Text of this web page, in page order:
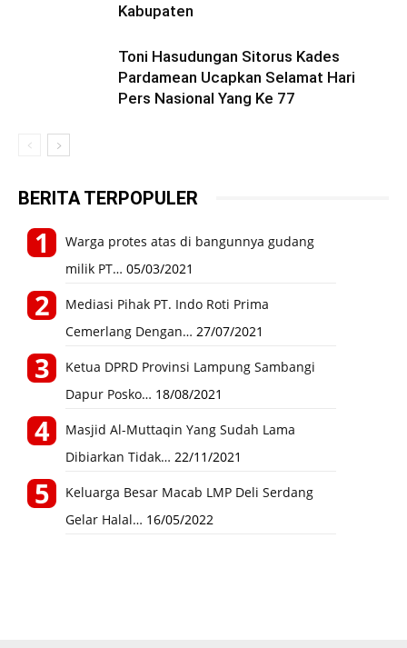
Kabupaten
Toni Hasudungan Sitorus Kades
Pardamean Ucapkan Selamat Hari
Pers Nasional Yang Ke 77
BERITA TERPOPULER
Warga protes atas di bangunnya gudang
milik PT… 05/03/2021
Mediasi Pihak PT. Indo Roti Prima
Cemerlang Dengan… 27/07/2021
Ketua DPRD Provinsi Lampung Sambangi
Dapur Posko… 18/08/2021
Masjid Al-Muttaqin Yang Sudah Lama
Dibiarkan Tidak… 22/11/2021
Keluarga Besar Macab LMP Deli Serdang
Gelar Halal… 16/05/2022